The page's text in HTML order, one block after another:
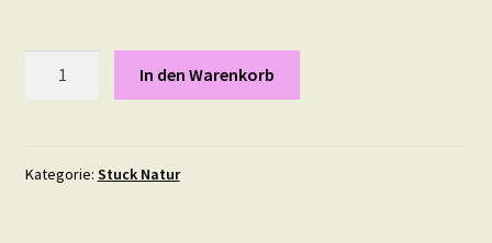
-
In den Warenkorb
Kategorie: Stuck Natur